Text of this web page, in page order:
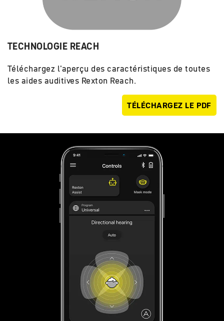
TECHNOLOGIE REACH
Téléchargez l'aperçu des caractéristiques de toutes
les aides auditives Rexton Reach.
TÉLÉCHARGEZ LE PDF